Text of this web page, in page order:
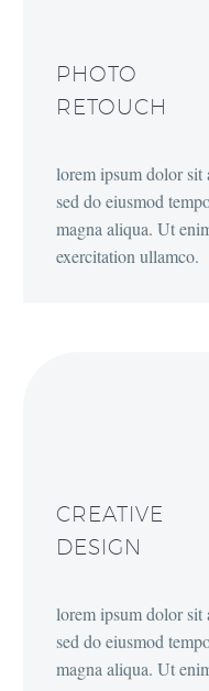
PHOTO
RETOUCH
lorem ipsum dolor sit
sed do eiusmod
magna aliqua. Ut
exercitation ullamco.
CREATIVE
DESIGN
lorem ipsum dolor sit
sed do eiusmod
magna aliqua. Ut